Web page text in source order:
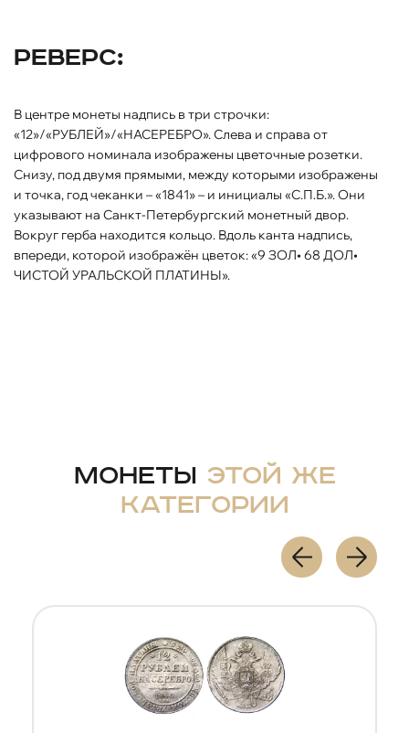
Реверс:
В центре монеты надпись в три строчки:
«12»/«РУБЛЕЙ»/«НАСЕРЕБРО». Слева и справа от
цифрового номинала изображены цветочные розетки.
Снизу, под двумя прямыми, между которыми изображены
и точка, год чеканки – «1841» – и инициалы «С.П.Б.». Они
указывают на Санкт-Петербургский монетный двор.
Вокруг герба находится кольцо. Вдоль канта надпись,
впереди, которой изображён цветок: «9 ЗОЛ• 68 ДОЛ•
ЧИСТОЙ УРАЛЬСКОЙ ПЛАТИНЫ».
Монеты этой же
категории
12 рублей